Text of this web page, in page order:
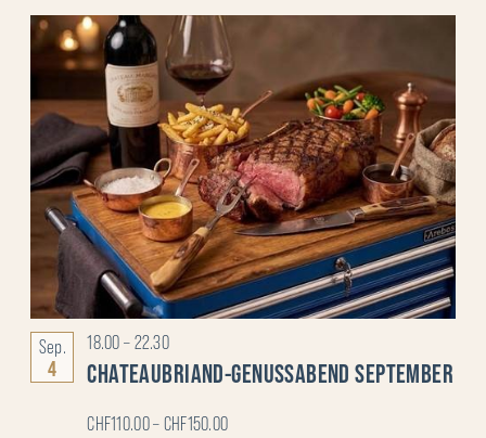
Sep.
4 CHATEAUBRIAND-GENUSSABEND SEPTEMBER
18.00–22.30
CHF110.00 – CHF150.00